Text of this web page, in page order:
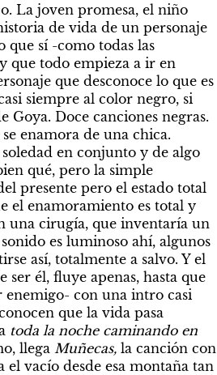
La joven promesa, el niño
de vida de un personaje
que sí -como todas las
que todo empieza a ir en
que desconoce lo que es
siempre al color negro, si
Doce canciones negras.
en conjunto y de algo
qué, pero la simple
presente pero el estado total
el enamoramiento es total y
una cirugía, que inventaría un
es luminoso ahí, algunos
así, totalmente a salvo. Y el
él, fluye apenas, hasta que
con una intro casi
que la vida pasa
toda la noche caminando en
llega Muñecas, la canción con
el vacío desde esa montaña tan